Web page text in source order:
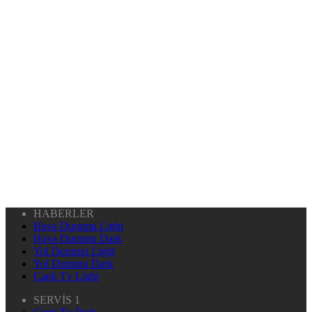
HABERLER
Hava Durumu Light
Hava Durumu Dark
Yol Durumu Light
Yol Durumu Dark
Canlı Tv Light
SERVİS 1